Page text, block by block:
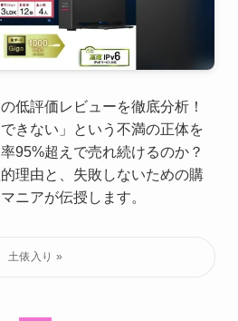
低評価レビューを徹底分析！
きない」という不満の正体を
95%超えで売れ続けるのか？
理由と、失敗しないための購
ニアが伝授します。